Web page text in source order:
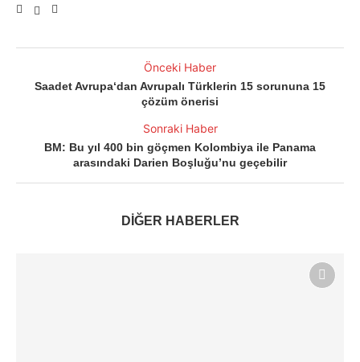
Önceki Haber
Saadet Avrupa‘dan Avrupalı Türklerin 15 sorununa 15
çözüm önerisi
Sonraki Haber
BM: Bu yıl 400 bin göçmen Kolombiya ile Panama
arasındaki Darien Boşluğu’nu geçebilir
DİĞER HABERLER